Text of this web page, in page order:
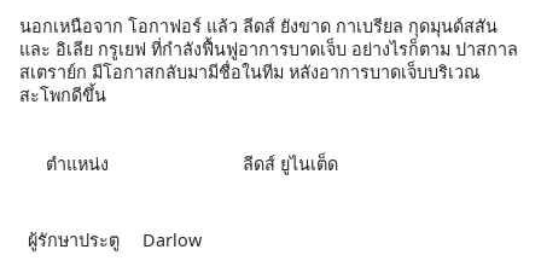
นอกเหนือจาก โอกาฟอร์ แล้ว ลีดส์ ยังขาด กาเบรียล กุดมุนด์สสัน
และ อิเลีย กรูเยฟ ที่กำลังฟื้นฟูอาการบาดเจ็บ อย่างไรก็ตาม ปาสกาล
สเตราย์ก มีโอกาสกลับมามีชื่อในทีม หลังอาการบาดเจ็บบริเวณ
สะโพกดีขึ้น
ตำแหน่ง ลีดส์ ยูไนเต็ด
ผู้รักษาประตู Darlow